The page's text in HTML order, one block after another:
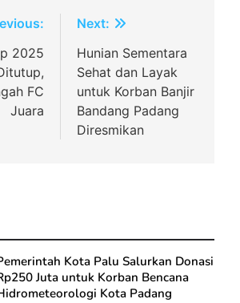
2025
FC
Juara
Next:
Hunian Sementara
Sehat dan Layak
untuk Korban Banjir
Bandang Padang
Diresmikan
Kota Palu Salurkan Donasi
Juta untuk Korban Bencana
Kota Padang